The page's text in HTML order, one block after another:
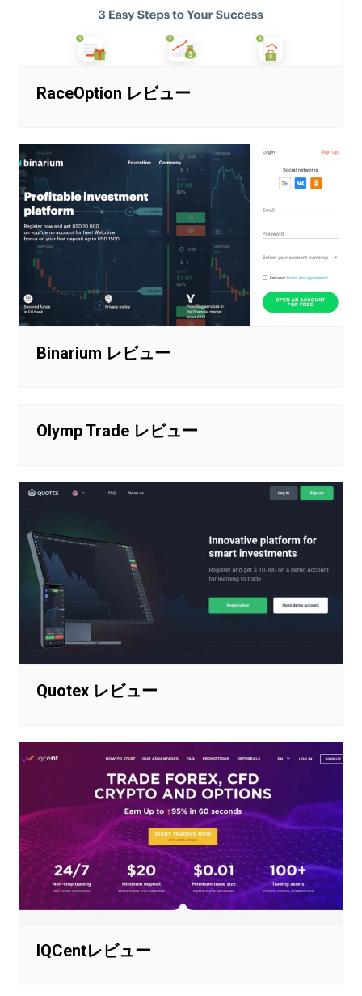
RaceOption レビュー
Binarium レビュー
Olymp Trade レビュー
Quotex レビュー
IQCentレビュー